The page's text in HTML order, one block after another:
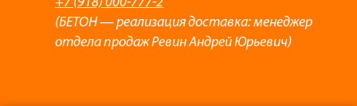
(БЕТОН — реализация доставка: менеджер
отдела продаж Ревин Андрей Юрьевич)